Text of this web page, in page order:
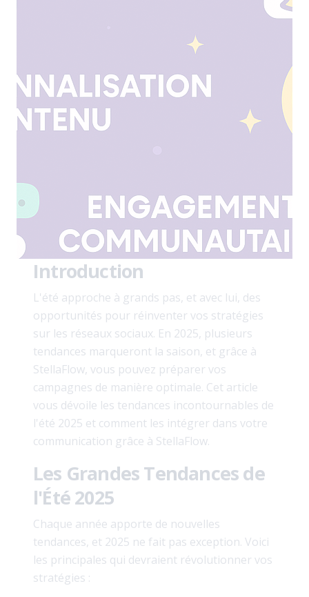
Introduction
L'été approche à grands pas, et avec lui, des
opportunités pour réinventer vos stratégies
sur les réseaux sociaux. En 2025, plusieurs
tendances marqueront la saison, et grâce à
StellaFlow, vous pouvez préparer vos
campagnes de manière optimale. Cet article
vous dévoile les tendances incontournables de
l'été 2025 et comment les intégrer dans votre
communication grâce à StellaFlow.
Les Grandes Tendances de
l'Été 2025
Chaque année apporte de nouvelles
tendances, et 2025 ne fait pas exception. Voici
les principales qui devraient révolutionner vos
stratégies :